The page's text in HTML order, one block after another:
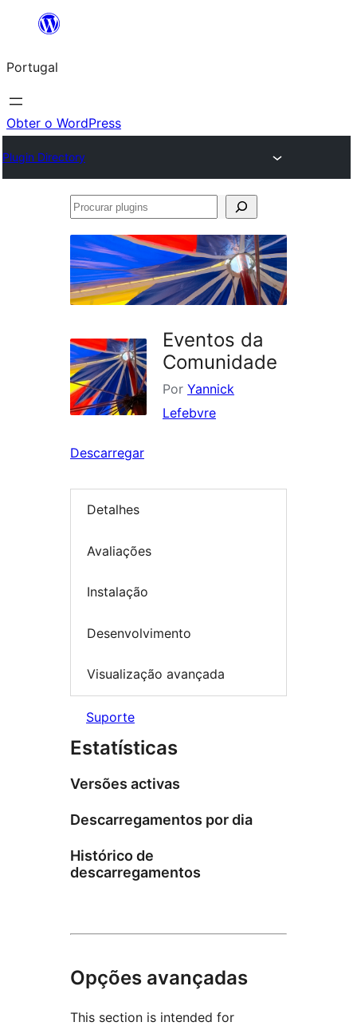
Saltar
o
conteúdo
Portugal
Obter o WordPress
Plugin Directory
Procurar
Eventos da
Comunidade
Por Yannick
Lefebvre
Descarregar
Detalhes
Avaliações
Instalação
Desenvolvimento
Visualização avançada
Suporte
Estatísticas
Versões activas
Descarregamentos por dia
Histórico de
descarregamentos
Opções avançadas
This section is intended for